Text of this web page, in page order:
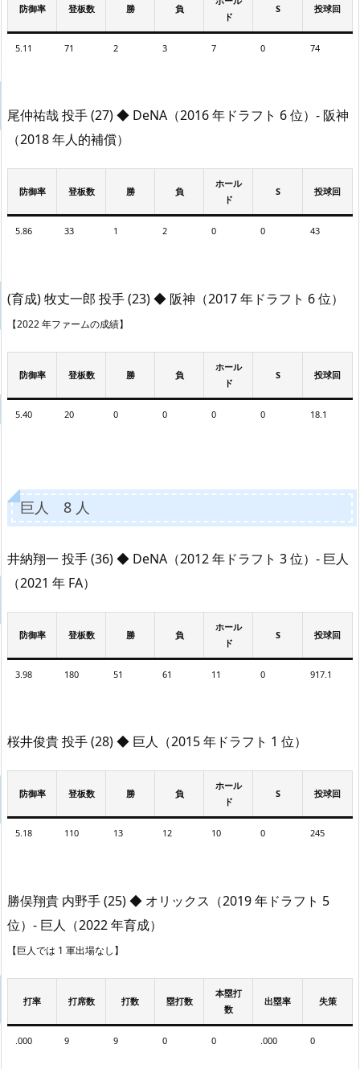
防御率 登板数 勝 負
ド
S 投球回
5.11 71 2 3 7 0 74
尾仲祐哉 投手 (27) ◆ DeNA（2016 年ドラフト 6 位）- 阪神
（2018 年人的補償）
防御率 登板数 勝 負
ホール
ド
S 投球回
5.86 33 1 2 0 0 43
(育成) 牧丈一郎 投手 (23) ◆ 阪神（2017 年ドラフト 6 位）
【2022 年ファームの成績】
防御率 登板数 勝 負
ホール
ド
S 投球回
5.40 20 0 0 0 0 18.1
巨人 8 人
井納翔一 投手 (36) ◆ DeNA（2012 年ドラフト 3 位）- 巨人
（2021 年 FA）
防御率 登板数 勝 負
ホール
ド
S 投球回
3.98 180 51 61 11 0 917.1
桜井俊貴 投手 (28) ◆ 巨人（2015 年ドラフト 1 位）
防御率 登板数 勝 負
ホール
ド
S 投球回
5.18 110 13 12 10 0 245
勝俣翔貴 内野手 (25) ◆ オリックス（2019 年ドラフト 5
位）- 巨人（2022 年育成）
【巨人では 1 軍出場なし】
打率 打席数 打数 塁打数
本塁打
数
出塁率 失策
.000 9 9 0 0 .000 0